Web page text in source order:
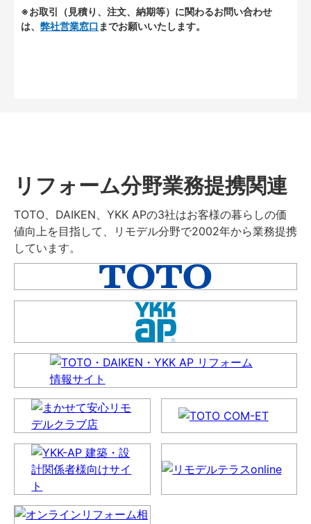
※お取引（見積り、注文、納期等）に関わるお問い合わせ
は、 弊社営業窓口 までお願いいたします。
リフォーム分野業務提携関連
TOTO、DAIKEN、YKK APの3社はお客様の暮らしの価
値向上を目指して、リモデル分野で2002年から業務提携
しています。